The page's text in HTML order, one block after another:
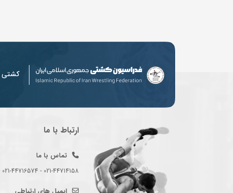
کشتی
ارتباط با ما
تماس با ما
021-44714158 - 021-44716574 - 021-44714489